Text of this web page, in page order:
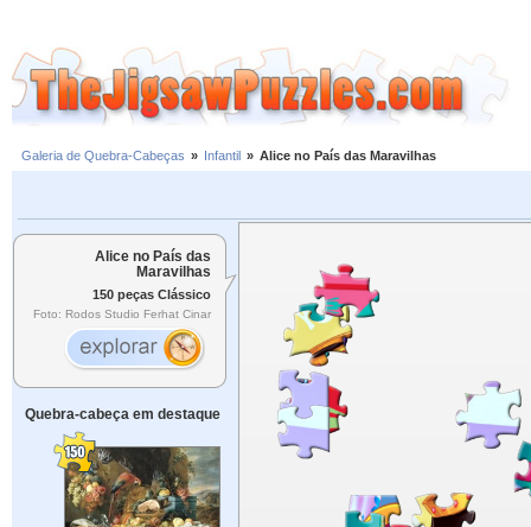
Galeria de Quebra-Cabeças » Infantil » Alice no País das Maravilhas
Alice no País das
Maravilhas
150 peças Clássico
Foto: Rodos Studio Ferhat Cinar
Quebra-cabeça em destaque